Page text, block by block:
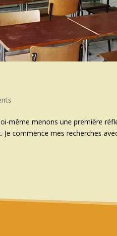
même menons une première
commence mes recherches